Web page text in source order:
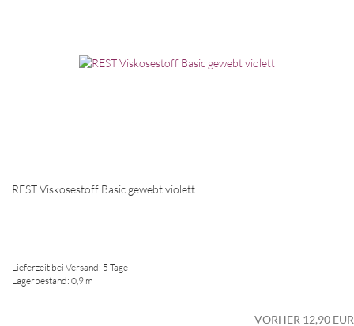
REST Viskosestoff Basic gewebt violett
Lieferzeit bei Versand: 5 Tage
Lagerbestand: 0,9 m
VORHER 12,90 EUR